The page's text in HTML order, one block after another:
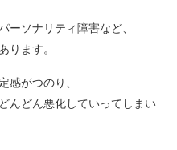
ーソナリティ障害など、
ります。
感がつのり、
んどん悪化していってしまい